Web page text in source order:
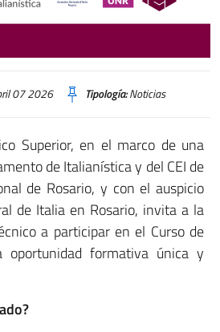
07 2026 Tipología:Noticias
Superior, en el marco de una
de Italianística y del CEI de
de Rosario, y con el auspicio
de Italia en Rosario, invita a la
a participar en el Curso de
oportunidad formativa única y